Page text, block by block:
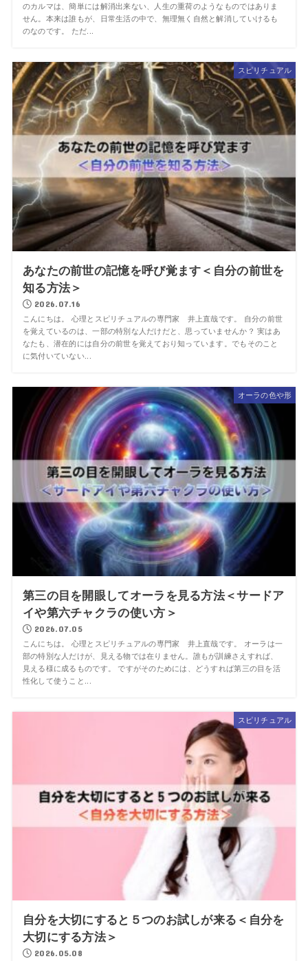
のカルマは、簡単には解消出来ない、人生の重荷のようなものではありま
せん。本来は誰もが、日常生活の中で、無理無く自然と解消していけるも
のなのです。 ただ...
スピリチュアル
あなたの前世の記憶を呼び覚ます＜自分の前世を
知る方法＞
2026.07.16
こんにちは。 心理とスピリチュアルの専門家 井上直哉です。 自分の前世
を覚えているのは、一部の特別な人だけだと、思っていませんか？ 実はあ
なたも、潜在的には自分の前世を覚えており知っています。でもそのこと
に気付いていない...
オーラの色や形
第三の目を開眼してオーラを見る方法＜サードア
イや第六チャクラの使い方＞
2026.07.05
こんにちは。 心理とスピリチュアルの専門家 井上直哉です。 オーラは一
部の特別な人だけが、見える物では在りません。誰もが訓練さえすれば、
見える様に成るものです。 ですがそのためには、どうすれば第三の目を活
性化して使うこと...
スピリチュアル
自分を大切にすると５つのお試しが来る＜自分を
大切にする方法＞
2026.05.08